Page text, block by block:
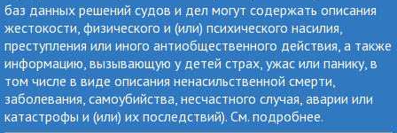
баз данных решений судов и дел могут содержать описания
жестокости, физического и (или) психического насилия,
преступления или иного антиобщественного действия, а также
информацию, вызывающую у детей страх, ужас или панику, в
том числе в виде описания ненасильственной смерти,
заболевания, самоубийства, несчастного случая, аварии или
катастрофы и (или) их последствий). См. подробнее.